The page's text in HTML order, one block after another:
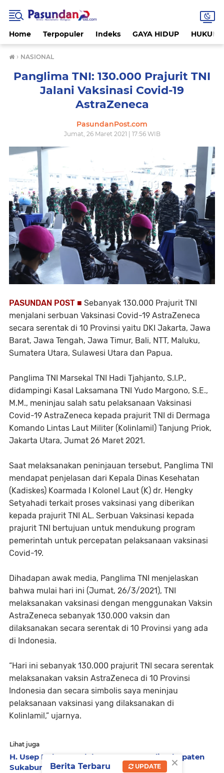
Home Terpopuler Indeks GAYA HIDUP HUKUM
› NASIONAL
Panglima TNI: 130.000 Prajurit TNI
Jalani Vaksinasi Covid-19
AstraZeneca
PasundanPost.com
Jumat, 26 Maret 2021 | 17:56 WIB
PASUNDAN POST ■ Sebanyak 130.000 Prajurit TNI
menjalani serbuan Vaksinasi Covid-19 AstraZeneca
secara serentak di 10 Provinsi yaitu DKI Jakarta, Jawa
Barat, Jawa Tengah, Jawa Timur, Bali, NTT, Maluku,
Sumatera Utara, Sulawesi Utara dan Papua.
Panglima TNI Marsekal TNI Hadi Tjahjanto, S.I.P.,
didampingi Kasal Laksamana TNI Yudo Margono, S.E.,
M.M., meninjau salah satu pelaksanaan Vaksinasi
Covid-19 AstraZeneca kepada prajurit TNI di Dermaga
Komando Lintas Laut Militer (Kolinlamil) Tanjung Priok,
Jakarta Utara, Jumat 26 Maret 2021.
Saat melaksanakan peninjauan tersebut, Panglima TNI
mendapat penjelasan dari Kepala Dinas Kesehatan
(Kadiskes) Koarmada I Kolonel Laut (K) dr. Hengky
Setyahadi terkait proses vaksinasi yang diberikan
kepada prajurit TNI AL. Serbuan Vaksinasi kepada
prajurit TNI bertujuan untuk mendukung program
pemerintah untuk percepatan pelaksanaan vaksinasi
Covid-19.
Dihadapan awak media, Panglima TNI menjelaskan
bahwa mulai hari ini (Jumat, 26/3/2021), TNI
melaksanakan vaksinasi dengan menggunakan Vaksin
AstraZeneca sebanyak 130.000 vaksin dan
dilaksanakan secara serentak di 10 Provinsi yang ada
di Indonesia.
“Hari ini sebanyak 130.000 prajurit TNI secara serentak
melaksanakan vaksin AstraZeneca di 10 Provinsi
Indonesia dan secara simbolis saya meninjau
pelaksanaan vaksinasi yang dilaksanakan di
Kolinlamil,” ujarnya.
Lihat juga
H. Usep Dukung Pelaksanaan TMMD di Kabupaten
Sukabumi
×
Berita Terbaru UPDATE